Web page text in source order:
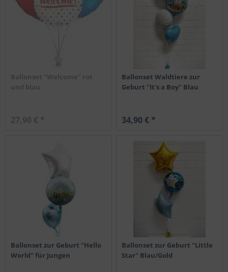
Ballonset "Welcome" rot
und blau
27,90 € *
Ballonset Waldtiere zur
Geburt "It's a Boy" Blau
34,90 € *
Ballonset zur Geburt "Hello
World" für Jungen
Ballonset zur Geburt "Little
Star" Blau/Gold